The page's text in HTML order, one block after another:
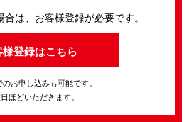
は、お客様登録が必要です。
様登録はこちら
のお申し込みも可能です。
ほどいただきます。